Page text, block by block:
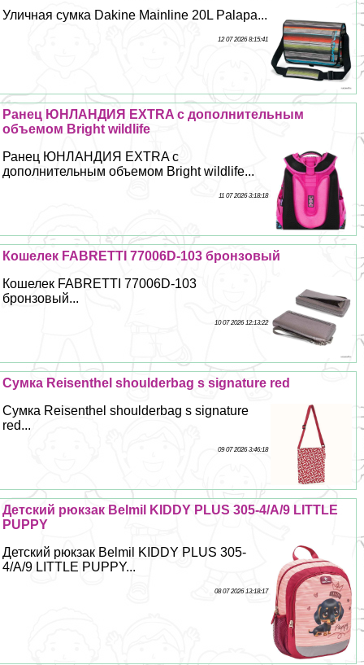
Уличная сумка Dakine Mainline 20L Palapa...
12 07 2026 8:15:41
Ранец ЮНЛАНДИЯ EXTRA с дополнительным
объемом Bright wildlife
Ранец ЮНЛАНДИЯ EXTRA с
дополнительным объемом Bright wildlife...
11 07 2026 3:18:18
Кошелек FABRETTI 77006D-103 бронзовый
Кошелек FABRETTI 77006D-103
бронзовый...
10 07 2026 12:13:22
Сумка Reisenthel shoulderbag s signature red
Сумка Reisenthel shoulderbag s signature
red...
09 07 2026 3:46:18
Детский рюкзак Belmil KIDDY PLUS 305-4/A/9 LITTLE
PUPPY
Детский рюкзак Belmil KIDDY PLUS 305-
4/A/9 LITTLE PUPPY...
08 07 2026 13:18:17